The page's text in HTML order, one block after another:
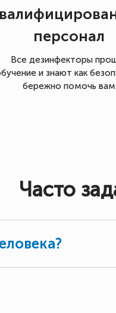
персонал
Все дезинфекторы
и знают как
бережно помочь вам
Часто